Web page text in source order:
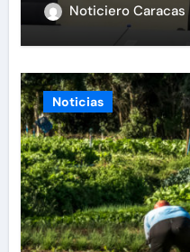
Noticiero Caracas
Noticias